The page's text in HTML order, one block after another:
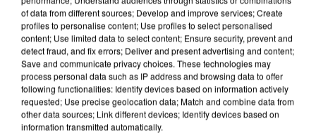
of data from different sources; Develop and improve services; Create
profiles to personalise content; Use profiles to select personalised
content; Use limited data to select content; Ensure security, prevent and
detect fraud, and fix errors; Deliver and present advertising and content;
Save and communicate privacy choices. These technologies may
process personal data such as IP address and browsing data to offer
following functionalities: Identify devices based on information actively
requested; Use precise geolocation data; Match and combine data from
other data sources; Link different devices; Identify devices based on
information transmitted automatically.